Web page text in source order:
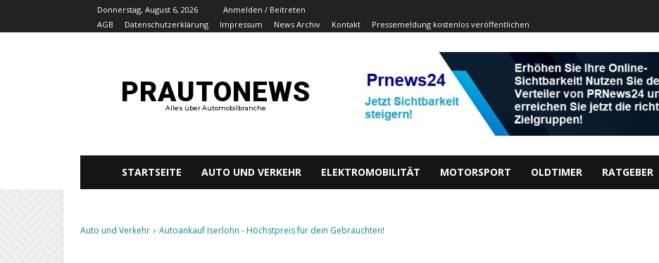
Donnerstag, August 6, 2026
Anmelden / Beitreten
AGB
Datenschutzerklärung Impressum News Archiv Kontakt Pressemeldung kostenlos veröffentlichen
PRAUTONEWS
Alles über Automobilbranche
STARTSEITE AUTO UND VERKEHR ELEKTROMOBILITÄT MOTORSPORT OLDTIMER RATGEBER
Auto und Verkehr Autoankauf Iserlohn - Höchstpreis für dein Gebrauchten!